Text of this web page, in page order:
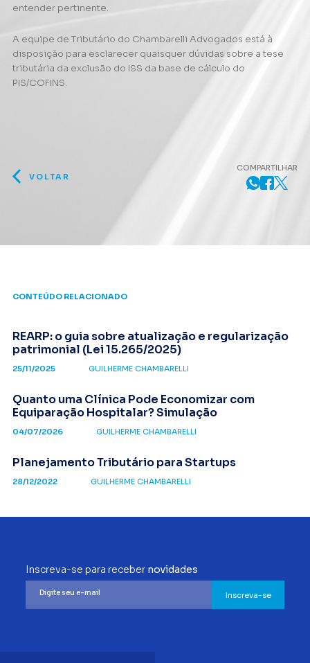
entender pertinente.
A equipe de Tributário do Chambarelli Advogados está à
disposição para esclarecer quaisquer dúvidas sobre a tese
tributária da exclusão do ISS da base de cálculo do
PIS/COFINS.
VOLTAR
COMPARTILHAR
CONTEÚDO RELACIONADO
REARP: o guia sobre atualização e regularização
patrimonial (Lei 15.265/2025)
25/11/2025 GUILHERME CHAMBARELLI
Quanto uma Clínica Pode Economizar com
Equiparação Hospitalar? Simulação
04/07/2026 GUILHERME CHAMBARELLI
Planejamento Tributário para Startups
28/12/2022 GUILHERME CHAMBARELLI
Inscreva-se para receber novidades
Inscreva-se